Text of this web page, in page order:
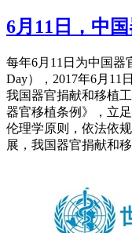
6月11日，中
每年6月11日为中国器
Day），2017年6月11
我国器官捐献和移植
器官移植条例》，立
伦理学原则，依法依
展，我国器官捐献和